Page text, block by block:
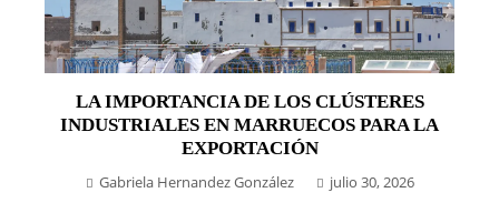
LA IMPORTANCIA DE LOS CLÚSTERES
INDUSTRIALES EN MARRUECOS PARA LA
EXPORTACIÓN
Gabriela Hernandez González julio 30, 2026